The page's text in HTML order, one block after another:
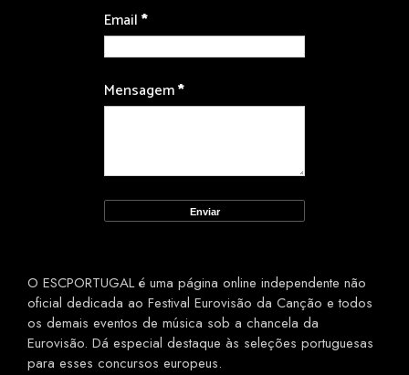
Email*
Mensagem*
O ESCPORTUGAL é uma página online independente não
oficial dedicada ao Festival Eurovisão da Canção e todos
os demais eventos de música sob a chancela da
Eurovisão. Dá especial destaque às seleções portuguesas
para esses concursos europeus.